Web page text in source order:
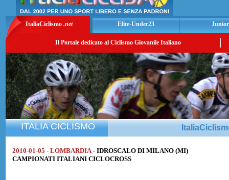
ItaliaCiclismo .net Elite-Under23
Il Portale dedicato al Ciclismo Giovanile Italiano
ITALIA CICLISMO
2010-01-05 - LOMBARDIA - IDROSCALO DI MILANO (MI)
CAMPIONATI ITALIANI CICLOCROSS